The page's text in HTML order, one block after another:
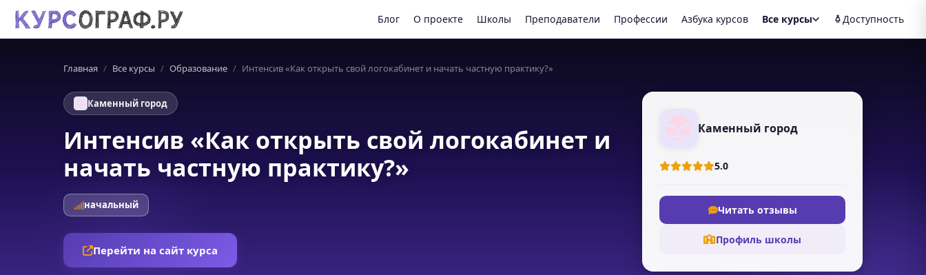
Блог О проекте Школы Преподаватели Профессии Азбука курсов Все курсы Доступность
Главная Все курсы Образование Интенсив «Как открыть свой логокабинет и начать частную практику?»
Каменный город
Интенсив «Как открыть свой логокабинет и
начать частную практику?»
начальный
Перейти на сайт курса
Каменный город
5.0
Читать отзывы
Профиль школы